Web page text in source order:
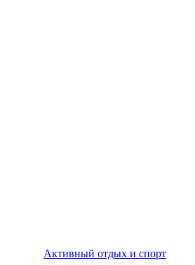
Активный отдых и спорт